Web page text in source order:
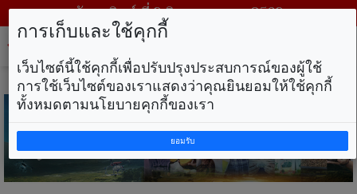
วันอาทิตย์ ที่ 9 สิงหาคม พ.ศ. 2569
การเก็บและใช้คุกกี้
เว็บไซต์นี้ใช้คุกกี้เพื่อปรับปรุงประสบการณ์ของผู้ใช้
การใช้เว็บไซต์ของเราแสดงว่าคุณยินยอมให้ใช้คุกกี้
ทั้งหมดตามนโยบายคุกกี้ของเรา
ยอมรับ